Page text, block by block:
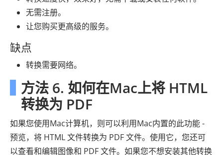
无需注册。
让您购买更高级的服务。
缺点
转换需要网络。
方法 6. 如何在Mac上将 HTML
转换为 PDF
如果您使用Mac计算机，则可以利用Mac内置的此功能 -
预览，将 HTML 文件转换为 PDF 文件。使用它，您还可
以查看和编辑图像和 PDF 文件。如果您不想安装其他转换